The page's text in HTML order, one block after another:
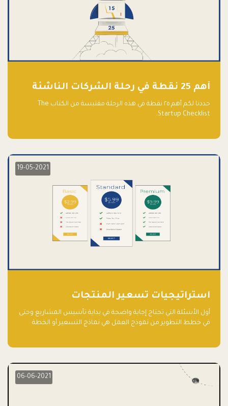
أهم 25 نقطة في رحلة الشركات الناشئة
حددنا لكم أهم ٢٥ نقطة في هذه الرحلة مقتبسة من الكتاب The
Startup Checklist.
19-05-2021
استراتيجيات تسعير المنتجات
أول الأسئلة التي تحتاج إجابة واضحة في بداية تأسيس المشاريع وحتى
في خطط التطوير من نموذج العمل هي نماذج التسعير أو الخطة
06-06-2021